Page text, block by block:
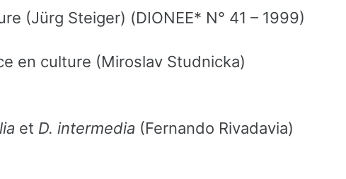
(Jürg Steiger) (DIONEE* N° 41 – 1999)
en culture (Miroslav Studnicka)
et D. intermedia (Fernando Rivadavia)